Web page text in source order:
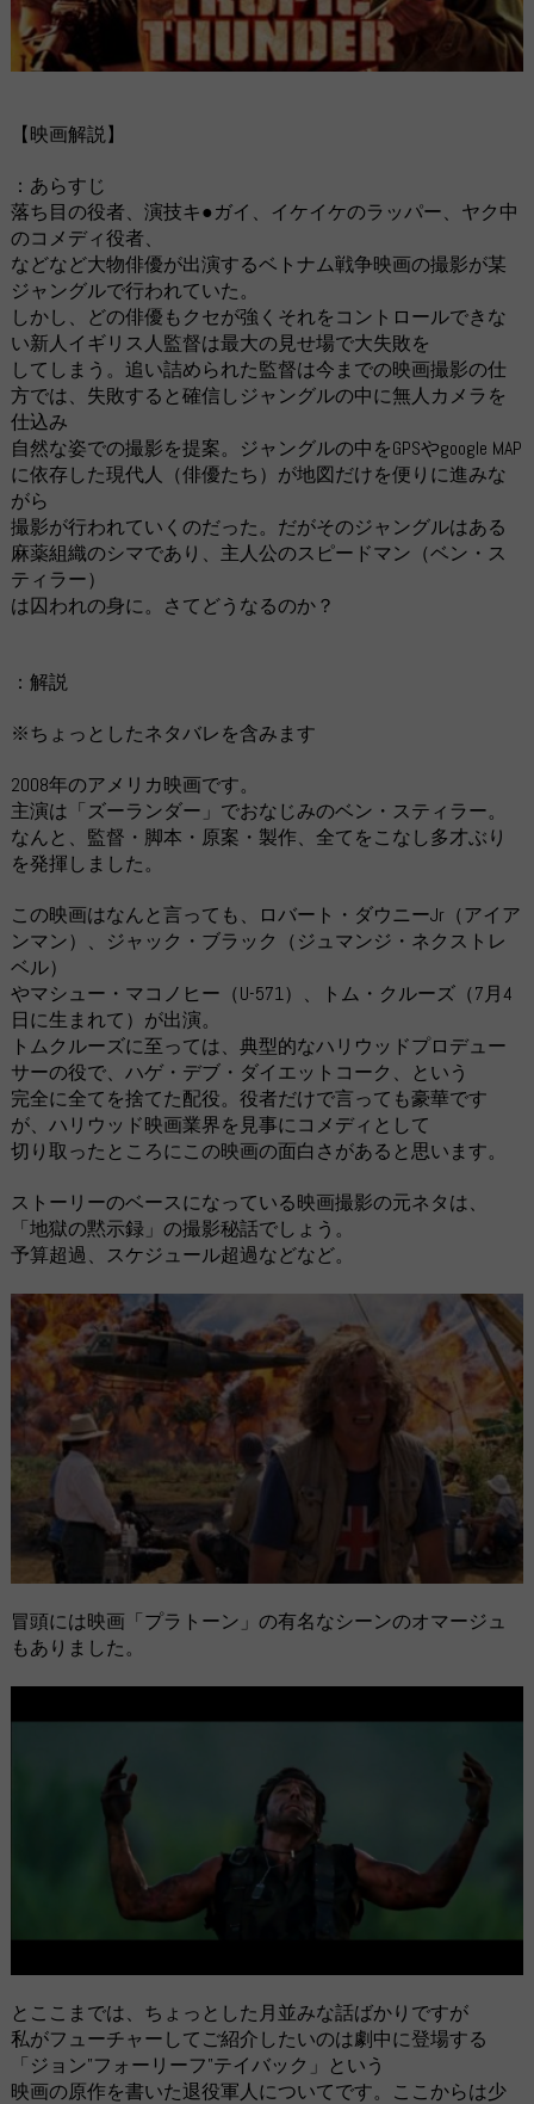
【映画解説】
：あらすじ
落ち目の役者、演技キ●ガイ、イケイケのラッパー、ヤク中
のコメディ役者、
などなど大物俳優が出演するベトナム戦争映画の撮影が某
ジャングルで行われていた。
しかし、どの俳優もクセが強くそれをコントロールできな
い新人イギリス人監督は最大の見せ場で大失敗を
してしまう。追い詰められた監督は今までの映画撮影の仕
方では、失敗すると確信しジャングルの中に無人カメラを
仕込み
自然な姿での撮影を提案。ジャングルの中をGPSやgoogle MAP
に依存した現代人（俳優たち）が地図だけを便りに進みな
がら
撮影が行われていくのだった。だがそのジャングルはある
麻薬組織のシマであり、主人公のスピードマン（ベン・ス
ティラー）
は囚われの身に。さてどうなるのか？
：解説
※ちょっとしたネタバレを含みます
2008年のアメリカ映画です。
主演は「ズーランダー」でおなじみのベン・スティラー。
なんと、監督・脚本・原案・製作、全てをこなし多才ぶり
を発揮しました。
この映画はなんと言っても、ロバート・ダウニーJr（アイア
ンマン）、ジャック・ブラック（ジュマンジ・ネクストレ
ベル）
やマシュー・マコノヒー（U-571）、トム・クルーズ（7月4
日に生まれて）が出演。
トムクルーズに至っては、典型的なハリウッドプロデュー
サーの役で、ハゲ・デブ・ダイエットコーク、という
完全に全てを捨てた配役。役者だけで言っても豪華です
が、ハリウッド映画業界を見事にコメディとして
切り取ったところにこの映画の面白さがあると思います。
ストーリーのベースになっている映画撮影の元ネタは、
「地獄の黙示録」の撮影秘話でしょう。
予算超過、スケジュール超過などなど。
冒頭には映画「プラトーン」の有名なシーンのオマージュ
もありました。
とここまでは、ちょっとした月並みな話ばかりですが
私がフューチャーしてご紹介したいのは劇中に登場する
「ジョン”フォーリーフ”テイバック」という
映画の原作を書いた退役軍人についてです。ここからは少